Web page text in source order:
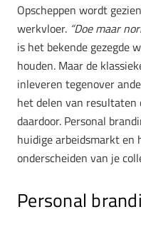
Opscheppen wordt
werkvloer. “Doe maar
is het bekende gezegde
houden. Maar de
inleveren tegenover
het delen van resultaten
daardoor. Personal
huidige arbeidsmarkt en
onderscheiden van je
Personal